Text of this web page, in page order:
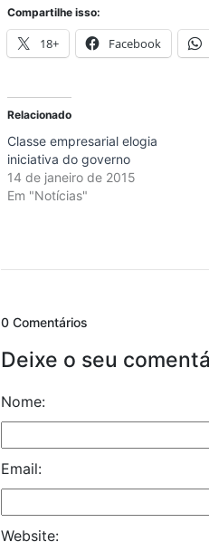
Compartilhe isso:
18+ Facebook
Relacionado
Classe empresarial elogia
iniciativa do governo
14 de janeiro de 2015
Em "Notícias"
0 Comentários
Deixe o seu
Nome:
Email:
Website: